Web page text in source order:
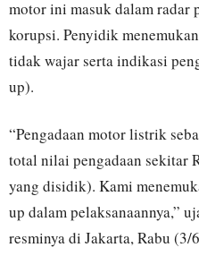
motor ini masuk dalam radar
korupsi. Penyidik
tidak wajar serta indikasi
up).
“Pengadaan motor listrik
total nilai pengadaan sekitar
yang disidik). Kami
up dalam pelaksanaannya,”
resminya di Jakarta, Rabu (3/